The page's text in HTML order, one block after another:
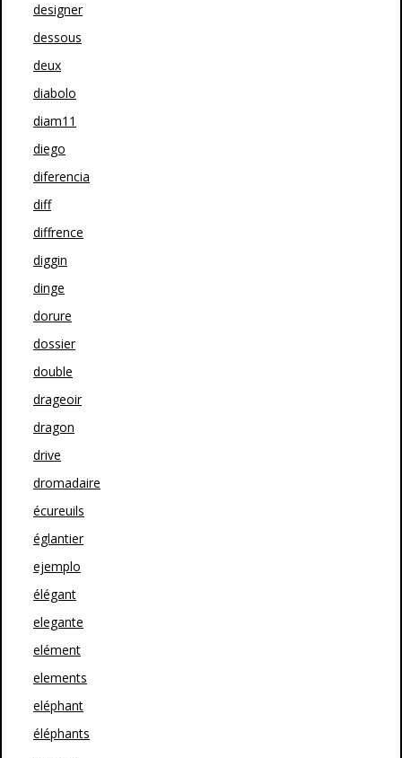
designer
dessous
deux
diabolo
diam11
diego
diferencia
diff
diffrence
diggin
dinge
dorure
dossier
double
drageoir
dragon
drive
dromadaire
écureuils
églantier
ejemplo
élégant
elegante
elément
elements
eléphant
éléphants